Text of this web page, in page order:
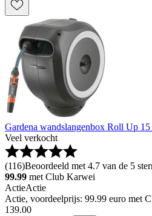
Gardena wandslangenbox Roll Up
Veel verkocht
(116)Beoordeeld met 4.7 van de 5
99.99 met Club Karwei
ActieActie
Actie, voordeelprijs: 99.99 euro met
139.00